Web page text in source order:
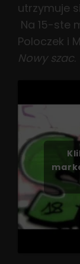
utrzymuje
Na 15-ste
Poloczek i
Nowy szac.